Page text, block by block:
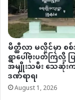
မိတ္ထီလာ မလှိုင်မှာ စ
ရွာပေါ်ဗုံးပတ်ကြဲလို့
အမျိုးသမီး သေဆုံးက
ဒဏ်ရာရ၊
August 1, 2026